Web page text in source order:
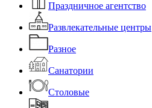
Праздничное агентство
Развлекательные центры
Разное
Санатории
Столовые